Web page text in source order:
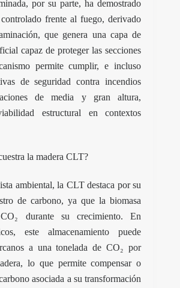
por su parte, ha demostrado
frente al fuego, derivado
que genera una capa de
capaz de proteger las secciones
permite cumplir, e incluso
de seguridad contra incendios
de media y gran altura,
estructural en contextos
la madera CLT?
ambiental, la CLT destaca por su
de carbono, ya que la biomasa
durante su crecimiento. En
este almacenamiento puede
a una tonelada de CO₂ por
lo que permite compensar o
asociada a su transformación